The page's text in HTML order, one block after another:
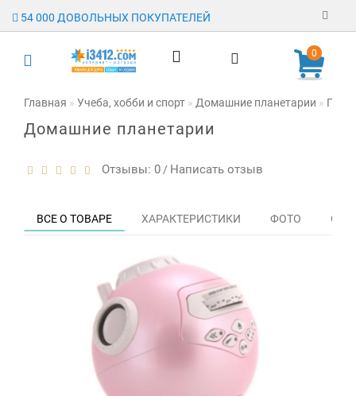
54 000 ДОВОЛЬНЫХ ПОКУПАТЕЛЕЙ
Регистрация
Авторизация
0
Главная Учеба, хобби и спорт Домашние планетарии
Домашние планетарии
Отзывы: 0 / Написать отзыв
ВСЕ О ТОВАРЕ ХАРАКТЕРИСТИКИ ФОТО